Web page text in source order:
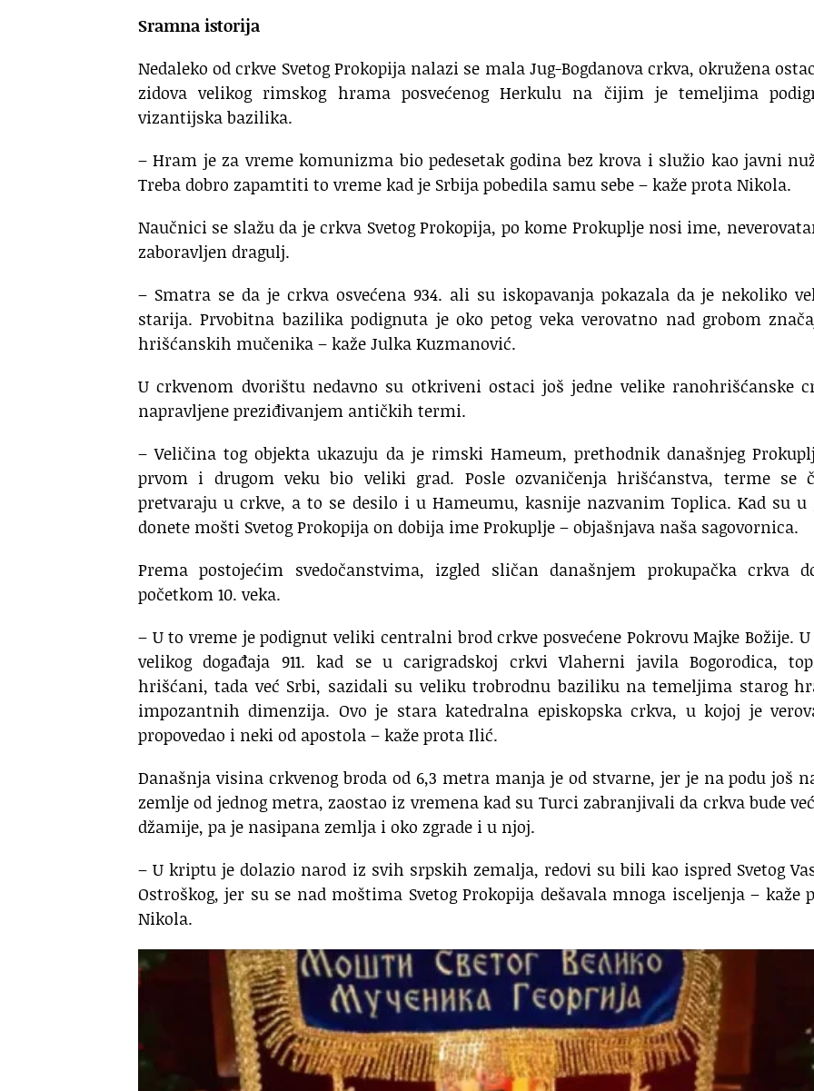
Sramna istorija
Nedaleko od crkve Svetog Prokopija nalazi se mala Jug-Bogdanova crkva, okružena
zidova velikog rimskog hrama posvećenog Herkulu na čijim je temeljima
vizantijska bazilika.
– Hram je za vreme komunizma bio pedesetak godina bez krova i služio kao javni
Treba dobro zapamtiti to vreme kad je Srbija pobedila samu sebe – kaže prota Nikola.
Naučnici se slažu da je crkva Svetog Prokopija, po kome Prokuplje nosi ime,
zaboravljen dragulj.
– Smatra se da je crkva osvećena 934. ali su iskopavanja pokazala da je nekoliko
starija. Prvobitna bazilika podignuta je oko petog veka verovatno nad grobom
hrišćanskih mučenika – kaže Julka Kuzmanović.
U crkvenom dvorištu nedavno su otkriveni ostaci još jedne velike ranohrišćanske
napravljene preziđivanjem antičkih termi.
– Veličina tog objekta ukazuju da je rimski Hameum, prethodnik današnjeg
prvom i drugom veku bio veliki grad. Posle ozvaničenja hrišćanstva, terme se
pretvaraju u crkve, a to se desilo i u Hameumu, kasnije nazvanim Toplica. Kad su u
donete mošti Svetog Prokopija on dobija ime Prokuplje – objašnjava naša sagovornica.
Prema postojećim svedočanstvima, izgled sličan današnjem prokupačka crkva
početkom 10. veka.
– U to vreme je podignut veliki centralni brod crkve posvećene Pokrovu Majke Božije.
velikog događaja 911. kad se u carigradskoj crkvi Vlaherni javila Bogorodica,
hrišćani, tada već Srbi, sazidali su veliku trobrodnu baziliku na temeljima starog
impozantnih dimenzija. Ovo je stara katedralna episkopska crkva, u kojoj je
propovedao i neki od apostola – kaže prota Ilić.
Današnja visina crkvenog broda od 6,3 metra manja je od stvarne, jer je na podu još
zemlje od jednog metra, zaostao iz vremena kad su Turci zabranjivali da crkva bude
džamije, pa je nasipana zemlja i oko zgrade i u njoj.
– U kriptu je dolazio narod iz svih srpskih zemalja, redovi su bili kao ispred Svetog
Ostroškog, jer su se nad moštima Svetog Prokopija dešavala mnoga isceljenja – kaže
Nikola.